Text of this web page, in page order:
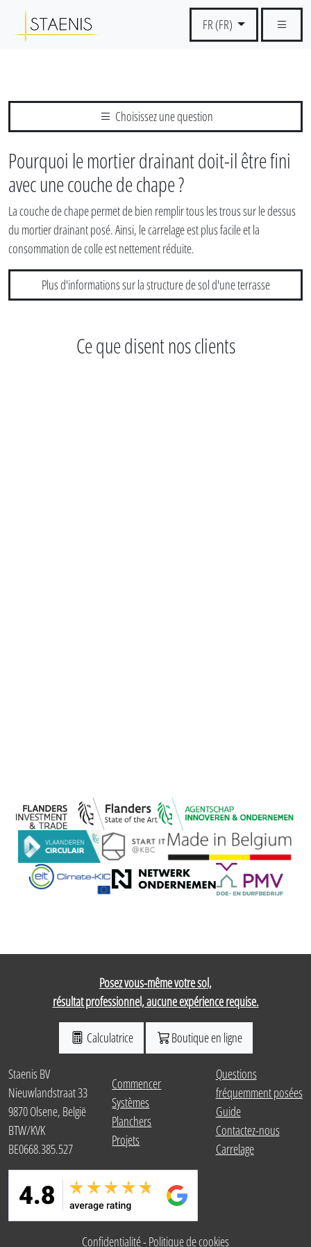
FR (FR)
Choisissez une question
Pourquoi le mortier drainant doit-il être fini
avec une couche de chape ?
La couche de chape permet de bien remplir tous les trous sur le dessus
du mortier drainant posé. Ainsi, le carrelage est plus facile et la
consommation de colle est nettement réduite.
Plus d'informations sur la structure de sol d'une terrasse
Ce que disent nos clients
Posez vous-même votre sol,
résultat professionnel, aucune expérience requise.
Calculatrice Boutique en ligne
Staenis BV
Nieuwlandstraat 33
9870 Olsene, België
BTW/KVK
BE0668.385.527
Commencer
Systèmes
Planchers
Projets
Questions
fréquemment posées
Guide
Contactez-nous
Carrelage
Confidentialité-Politique de cookies